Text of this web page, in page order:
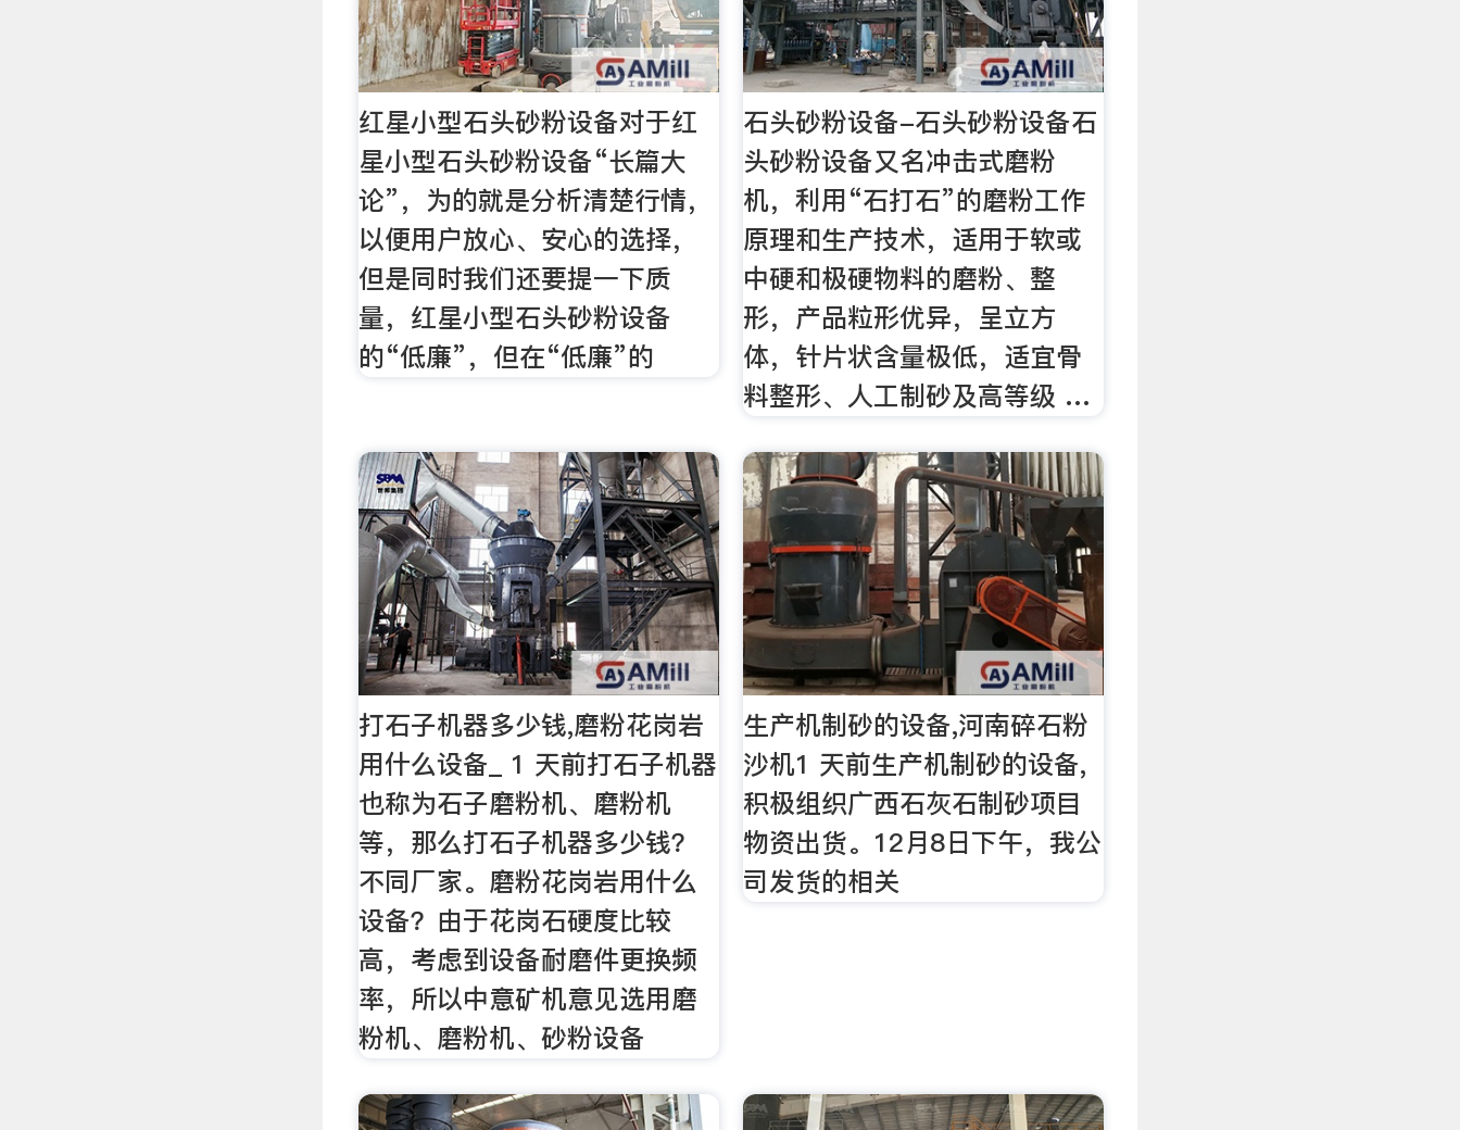
红星小型石头砂粉设备对于红
星小型石头砂粉设备“长篇大
论”，为的就是分析清楚行情，
以便用户放心、安心的选择，
但是同时我们还要提一下质
量，红星小型石头砂粉设备
的“低廉”，但在“低廉”的
石头砂粉设备-石头砂粉设备石
头砂粉设备又名冲击式磨粉
机，利用“石打石”的磨粉工作
原理和生产技术，适用于软或
中硬和极硬物料的磨粉、整
形，产品粒形优异，呈立方
体，针片状含量极低，适宜骨
料整形、人工制砂及高等级 …
打石子机器多少钱,磨粉花岗岩
用什么设备_ 1 天前打石子机器
也称为石子磨粉机、磨粉机
等，那么打石子机器多少钱？
不同厂家。磨粉花岗岩用什么
设备？由于花岗石硬度比较
高，考虑到设备耐磨件更换频
率，所以中意矿机意见选用磨
粉机、磨粉机、砂粉设备
生产机制砂的设备,河南碎石粉
沙机1 天前生产机制砂的设备,
积极组织广西石灰石制砂项目
物资出货。12月8日下午，我公
司发货的相关